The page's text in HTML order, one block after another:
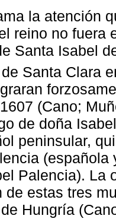
la atención
reino no fuera
Santa Isabel
Santa Clara
(Cano;
de doña
peninsular,
Palencia). La
de estas tres
Hungría